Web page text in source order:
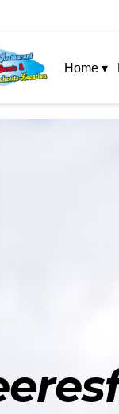
Home ▾